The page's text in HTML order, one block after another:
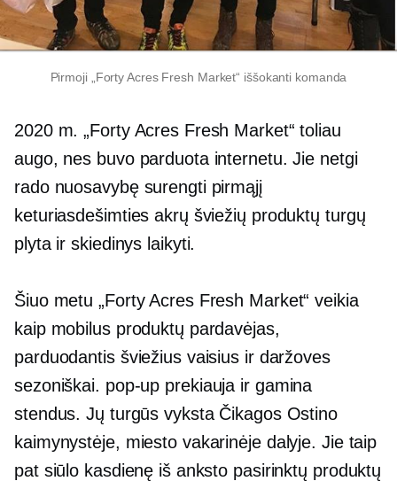
Pirmoji „Forty Acres Fresh Market“ iššokanti komanda
2020 m. „Forty Acres Fresh Market“ toliau
augo, nes buvo parduota internetu. Jie netgi
rado nuosavybę surengti pirmąjį
keturiasdešimties akrų šviežių produktų turgų
plyta ir skiedinys laikyti.
Šiuo metu „Forty Acres Fresh Market“ veikia
kaip mobilus produktų pardavėjas,
parduodantis šviežius vaisius ir daržoves
sezoniškai. pop-up prekiauja ir gamina
stendus. Jų turgūs vyksta Čikagos Ostino
kaimynystėje, miesto vakarinėje dalyje. Jie taip
pat siūlo kasdienę iš anksto pasirinktų produktų